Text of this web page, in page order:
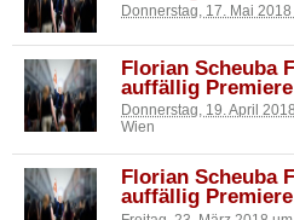
Donnerstag, 17. Mai
Florian Scheuba
auffällig Premiere
Donnerstag, 19. April
Wien
Florian Scheuba
auffällig Premiere